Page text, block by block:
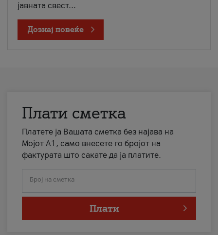
јавната свест...
Дознај повеќе
Плати сметка
Платете ја Вашата сметка без најава на
Мојот А1, само внесете го бројот на
фактурата што сакате да ја платите.
Број на сметка
Плати